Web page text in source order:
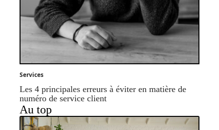
Services
Les 4 principales erreurs à éviter en matière de
numéro de service client
Au top